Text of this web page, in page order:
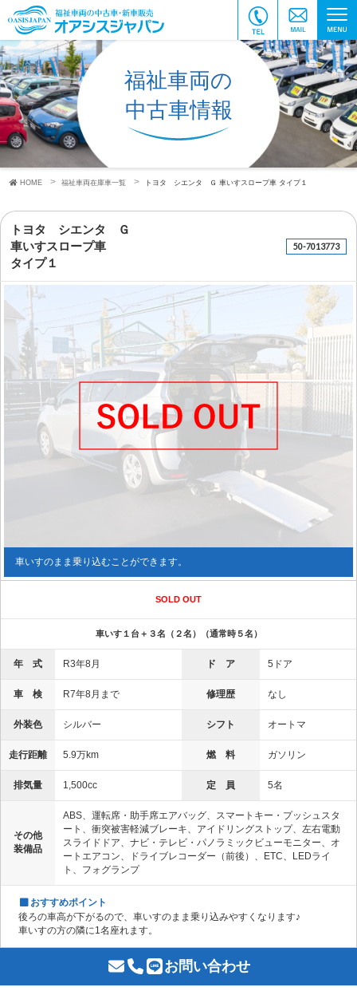
福祉車両の
中古車情報
HOME 福祉車両在庫車一覧 トヨタ シエンタ Ｇ 車いすスロープ車 タイプ１
トヨタ シエンタ Ｇ
車いすスロープ車
タイプ１
50-7013773
車いすのまま乗り込むことができます。
SOLD OUT
車いす１台＋３名（２名）（通常時５名）
年 式 R3年8月 ド ア 5ドア
車 検 R7年8月まで 修理歴 なし
外装色 シルバー シフト オートマ
走行距離 5.9万km 燃 料 ガソリン
排気量 1,500cc 定 員 5名
その他
装備品
ABS、運転席・助手席エアバッグ、スマートキー・プッシュスタ
ート、衝突被害軽減ブレーキ、アイドリングストップ、左右電動
スライドドア、ナビ・テレビ・パノラミックビューモニター、オ
ートエアコン、ドライブレコーダー（前後）、ETC、LEDライ
ト、フォグランプ
おすすめポイント
後ろの車高が下がるので、車いすのまま乗り込みやすくなります♪
車いすの方の隣に1名座れます。
お問い合わせ